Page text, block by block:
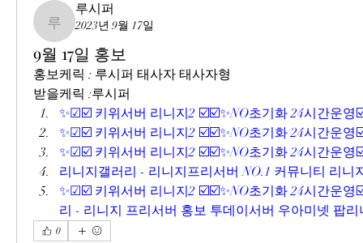
루시퍼
루시퍼
2023년 9월 17일
9월 17일 홍보
홍보케릭 : 루시퍼 태사자 태사자형
받을케릭 :루시퍼
✨☑☑️ 키위서버 리니지2 ☑️☑️✨NO초기화 24시간운영
✨☑☑️ 키위서버 리니지2 ☑️☑️✨NO초기화 24시간운영
✨☑☑️ 키위서버 리니지2 ☑️☑️✨NO초기화 24시간운영
리니지갤러리 - 리니지프리서버 NO.1 커뮤니티 리니
✨☑☑️ 키위서버 리니지2 ☑️☑️✨NO초기화 24시간운영
리 - 리니지 프리서버 홍보 투데이서버 우아미넷 팝리
0